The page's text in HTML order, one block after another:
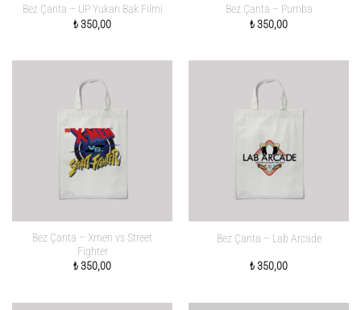
Bez Çanta – UP Yukarı Bak Filmi
₺350,00
Bez Çanta – Pumba
₺350,00
Bez Çanta – Xmen vs Street
Fighter
₺350,00
Bez Çanta – Lab Arcade
₺350,00